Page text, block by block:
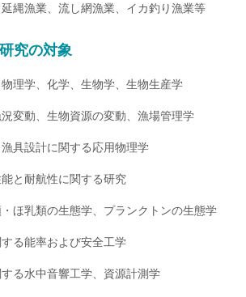
縄漁業、流し網漁業、イカ釣り漁業等
究の対象
理学、化学、生物学、生物生産学
変動、生物資源の変動、漁場管理学
具設計に関する応用物理学
と耐航性に関する研究
ほ乳類の生態学、プランクトンの生態学
る能率および安全工学
る水中音響工学、資源計測学